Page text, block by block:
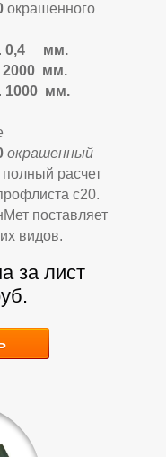
окрашенного
0,4 мм.
2000 мм.
1000 мм.
окрашенный
полный расчет
с20.
поставляет
видов.
за лист